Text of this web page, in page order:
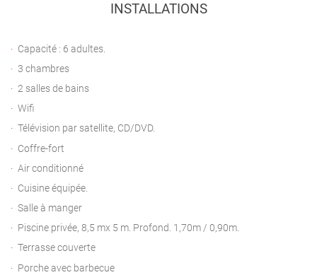
INSTALLATIONS
Capacité : 6 adultes.
3 chambres
2 salles de bains
Wifi
Télévision par satellite, CD/DVD.
Coffre-fort
Air conditionné
Cuisine équipée.
Salle à manger
Piscine privée, 8,5 mx 5 m. Profond. 1,70m / 0,90m.
Terrasse couverte
Porche avec barbecue